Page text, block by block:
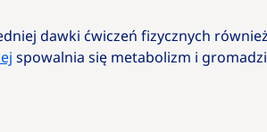
dawki ćwiczeń fizycznych
spowalnia się metabolizm i